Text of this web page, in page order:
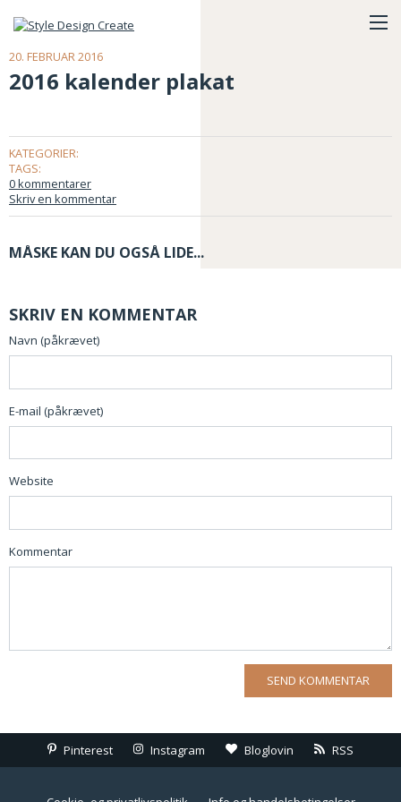
20. FEBRUAR 2016
2016 kalender plakat
KATEGORIER:
TAGS:
0 kommentarer
Skriv en kommentar
MÅSKE KAN DU OGSÅ LIDE...
SKRIV EN KOMMENTAR
Navn (påkrævet)
E-mail (påkrævet)
Website
Kommentar
Pinterest Instagram Bloglovin RSS